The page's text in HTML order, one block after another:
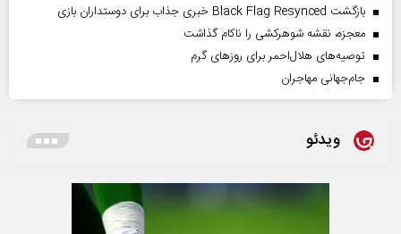
بازگشت Black Flag Resynced خبری جذاب برای دوستداران بازی
معجزه، نقشه شوهرکشی را ناکام گذاشت
توصیه‌های هلال‌احمر برای روز‌های گرم
جام‌جهانی مهاجران
ویدئو